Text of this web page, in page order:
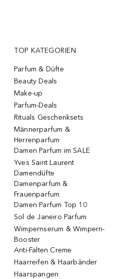
TOP KATEGORIEN
Parfum & Düfte
Beauty Deals
Make-up
Parfum-Deals
Rituals Geschenksets
Männerparfum &
Herrenparfum
Damen Parfum im SALE
Yves Saint Laurent
Damendüfte
Damenparfum &
Frauenparfum
Damen Parfum Top 10
Sol de Janeiro Parfum
Wimpernserum & Wimpern-
Booster
Anti-Falten Creme
Haarreifen & Haarbänder
Haarspangen